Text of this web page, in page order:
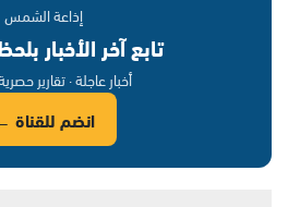
إذاعة الشمس
تابع آخر الأخبار
أخبار عاجلة · تقارير
انضم للقناة